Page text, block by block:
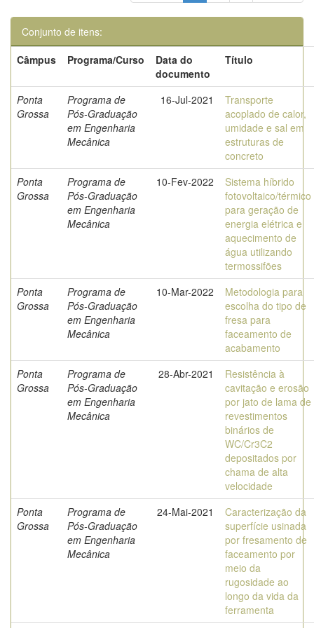
Conjunto de itens:
Câmpus
Programa/Curso
Data do
documento
Título
Ponta
Grossa
Programa de
Pós-Graduação
em Engenharia
Mecânica
16-Jul-2021
Transporte
acoplado de calor,
umidade e sal em
estruturas de
concreto
Ponta
Grossa
Programa de
Pós-Graduação
em Engenharia
Mecânica
10-Fev-2022
Sistema híbrido
fotovoltaico/térmico
para geração de
energia elétrica e
aquecimento de
água utilizando
termossifões
Ponta
Grossa
Programa de
Pós-Graduação
em Engenharia
Mecânica
10-Mar-2022
Metodologia para
escolha do tipo de
fresa para
faceamento de
acabamento
Ponta
Grossa
Programa de
Pós-Graduação
em Engenharia
Mecânica
28-Abr-2021
Resistência à
cavitação e erosão
por jato de lama de
revestimentos
binários de
WC/Cr3C2
depositados por
chama de alta
velocidade
Ponta
Grossa
Programa de
Pós-Graduação
em Engenharia
Mecânica
24-Mai-2021
Caracterização da
superfície usinada
por fresamento de
faceamento por
meio da
rugosidade ao
longo da vida da
ferramenta